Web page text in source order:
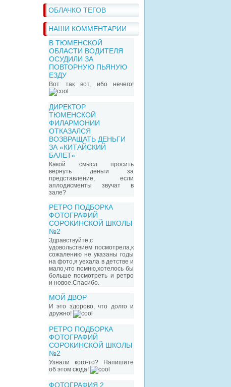
ОБЛАЧКО ТЕГОВ
НАШИ КОММЕНТАРИИ
В ТЮМЕНСКОЙ
ОБЛАСТИ ВОДИТЕЛЯ
ОСУДИЛИ ЗА
ПОВТОРНУЮ ПЬЯНУЮ
ЕЗДУ
Вот так вот, ибо нечего!
ДИРЕКТОР
ТЮМЕНСКОЙ
ФИЛАРМОНИИ
ОТКАЗАЛСЯ
ВОЗВРАЩАТЬ ДЕНЬГИ
ЗА «КИТАЙСКИЙ
БАЛЕТ»
Какой смысл просить
вернуть деньги за
представление, если
аплодисменты звучат в
зале?
РЕТРО ПОДБОРКА
ФОТОГРАФИЙ
СОРОКИНСКОЙ ШКОЛЫ
№2
Здравствуйте,с
удовольствием посмотрела,к
сожалению не указаны годы
на фото,я уехала в детстве и
мало,что помню,хотелось бы
больше посмотреть и ретро
и новое.Спасибо.
МОЙ ДВОР
И это здорово, что долго и
дружно!
РЕТРО ПОДБОРКА
ФОТОГРАФИЙ
СОРОКИНСКОЙ ШКОЛЫ
№2
Узнали кого-то? Напишите
об этом сюда!
ФОТОГРАФИЯ 2